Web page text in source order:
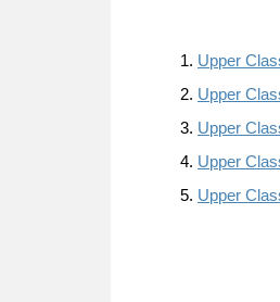
Upper
Upper
Upper
Upper
Upper